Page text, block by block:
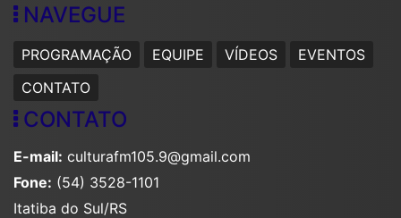
NAVEGUE
PROGRAMAÇÃO EQUIPE VÍDEOS
EVENTOS
CONTATO
CONTATO
E-mail: culturafm105.9@gmail.com
Fone: (54) 3528-1101
Itatiba do Sul/RS